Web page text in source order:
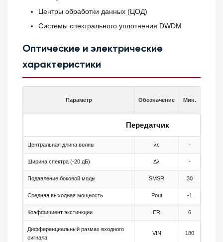
Центры обработки данных (ЦОД)
Системы спектрального уплотнения DWDM
Оптические и электрические
характеристики
Параметр Обозначение Мин.
Передатчик
Центральная длина волны λc -
Ширина спектра (-20 дБ) Δλ -
Подавление боковой моды SMSR 30
Средняя выходная мощность Pout -1
Коэффициент экстинкции ER 6
Дифференциальный размах входного
сигнала
VIN 180